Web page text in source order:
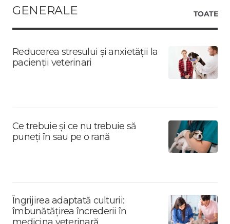
GENERALE
TOATE
Reducerea stresului și anxietății la
pacienții veterinari
Ce trebuie și ce nu trebuie să
puneți în sau pe o rană
Îngrijirea adaptată culturii:
îmbunătățirea încrederii în
medicina veterinară